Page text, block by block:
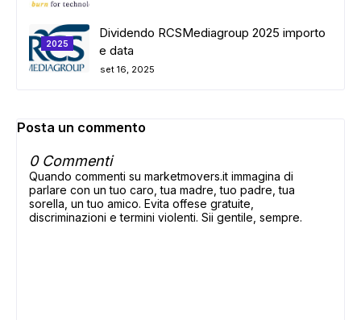
2025
Dividendo RCSMediagroup 2025 importo
e data
set 16, 2025
Posta un commento
0 Commenti
Quando commenti su marketmovers.it immagina di
parlare con un tuo caro, tua madre, tuo padre, tua
sorella, un tuo amico. Evita offese gratuite,
discriminazioni e termini violenti. Sii gentile, sempre.